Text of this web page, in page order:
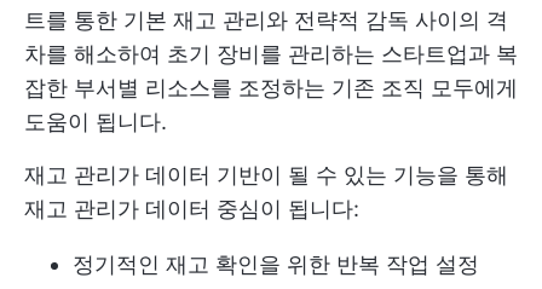
트를 통한 기본 재고 관리와 전략적 감독 사이의 격
차를 해소하여 초기 장비를 관리하는 스타트업과 복
잡한 부서별 리소스를 조정하는 기존 조직 모두에게
도움이 됩니다.
재고 관리가 데이터 기반이 될 수 있는 기능을 통해
재고 관리가 데이터 중심이 됩니다:
정기적인 재고 확인을 위한 반복 작업 설정